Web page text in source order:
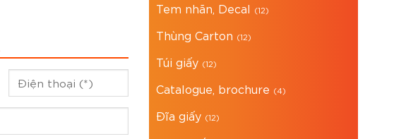
Tem nhãn, Decal (12)
Thùng Carton (12)
Túi giấy (12)
Catalogue, brochure (4)
Đĩa giấy (12)